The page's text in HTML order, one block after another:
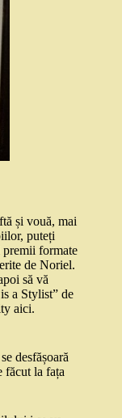
și vouă, mai
puteți
formate
de Noriel.
să vă
a Stylist” de
aici.
desfășoară
făcut la fața